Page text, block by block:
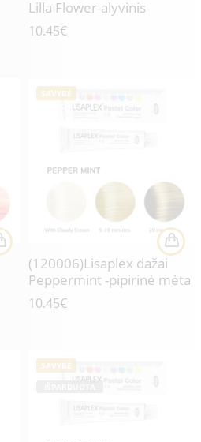
Lilla Flower-alyvinis
10.45€
SAVYBĖ
(120006)Lisaplex dažai
Peppermint -pipirinė mėta
10.45€
SAVYBĖ